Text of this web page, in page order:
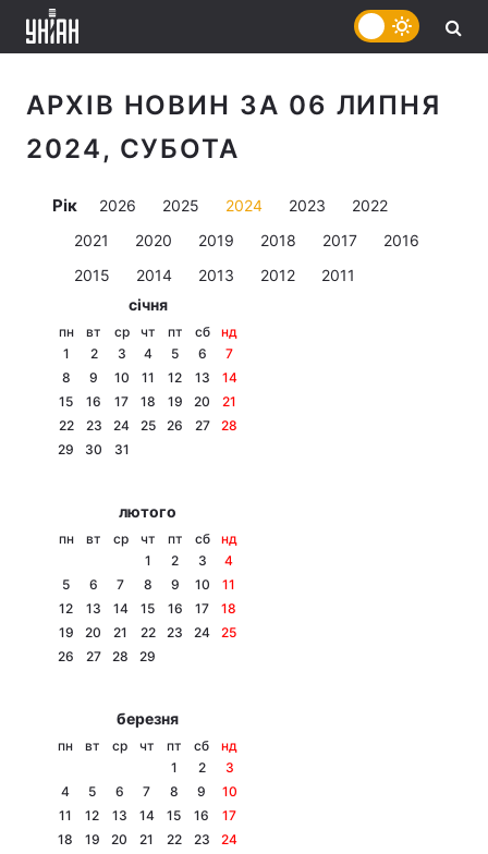
АРХІВ НОВИН ЗА 06 ЛИПНЯ
2024, СУБОТА
Рік 2026 2025 2024 2023
2022
2021
2020 2019 2018 2017
2016
2015
2014 2013 2012
2011
січня
пн вт ср чт пт сб
нд
1
2 3 4 5 6
7
8
9 10 11 12 13
14
15
16 17 18 19 20
21
22
23 24 25 26 27
28
29
30 31
лютого
пн вт ср чт пт сб
нд
1
2 3
4
5
6 7 8 9 10
11
12
13 14 15 16 17
18
19
20 21 22 23 24
25
26
27 28 29
березня
пн вт ср чт пт сб
нд
1
2
3
4
5 6 7 8 9
10
11
12 13 14 15 16
17
18
19 20 21 22 23
24